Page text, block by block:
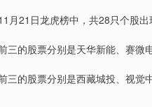
月21日龙虎榜中，共28只个股
三的股票分别是天华新能、赛微
三的股票分别是西藏城投、视觉